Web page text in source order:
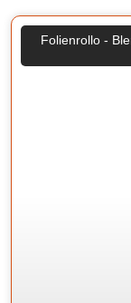
Folienrollo -